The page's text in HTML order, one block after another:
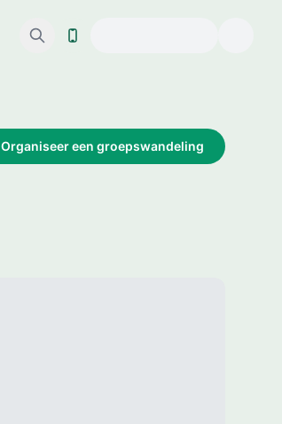
Organiseer een groepswandeling